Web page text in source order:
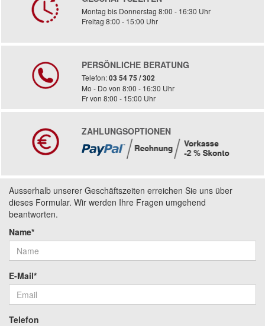
Montag bis Donnerstag 8:00 - 16:30 Uhr
Freitag 8:00 - 15:00 Uhr
PERSÖNLICHE BERATUNG
Telefon:03 54 75 / 302
Mo - Do von 8:00 - 16:30 Uhr
Fr von 8:00 - 15:00 Uhr
ZAHLUNGSOPTIONEN
Ausserhalb unserer Geschäftszeiten erreichen Sie uns über
dieses Formular. Wir werden Ihre Fragen umgehend
beantworten.
Name*
E-Mail*
Telefon